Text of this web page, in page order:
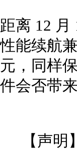
距离 12
性能续航
元，同样
件会否带
【声